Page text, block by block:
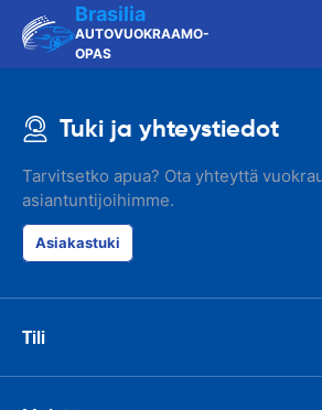
Brasilia
AUTOVUOKRAAMO-
OPAS
Tuki ja yhteystiedot
Tarvitsetko apua? Ota yhteyttä
asiantuntijoihimme.
Asiakastuki
Tili